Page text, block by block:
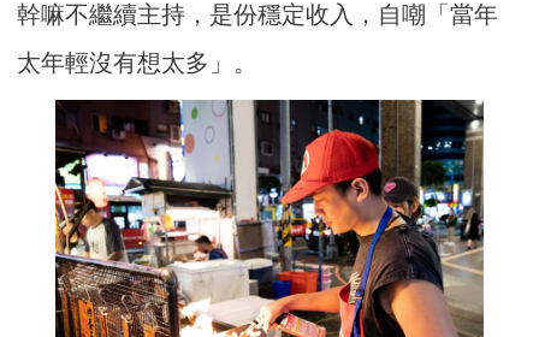
幹嘛不繼續主持，是份穩定收入，自嘲「當年
太年輕沒有想太多」。